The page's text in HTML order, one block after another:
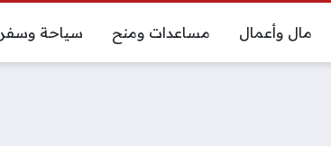
مال وأعمال مساعدات ومنح سياحة وسفر